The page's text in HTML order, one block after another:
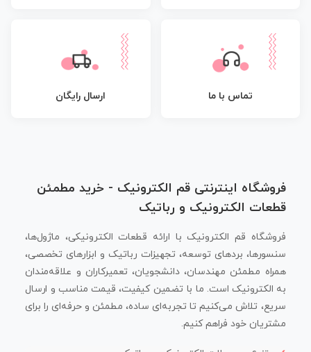
تماس با ما ارسال رایگان
فروشگاه اینترنتی قم الکترونیک - خرید مطمئن
قطعات الکترونیک و رباتیک
فروشگاه قم الکترونیک با ارائه قطعات الکترونیکی، ماژول‌ها،
سنسورها، بردهای توسعه، تجهیزات رباتیک و ابزارهای تخصصی،
همراه مطمئن مهندسان، دانشجویان، تعمیرکاران و علاقه‌مندان
به الکترونیک است. ما با تضمین کیفیت، قیمت مناسب و ارسال
سریع، تلاش می‌کنیم تا تجربه‌ای ساده، مطمئن و حرفه‌ای را برای
مشتریان خود فراهم کنیم.